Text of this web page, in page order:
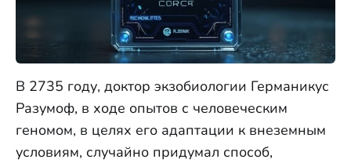
В 2735 году, доктор экзобиологии Германикус
Разумоф, в ходе опытов с человеческим
геномом, в целях его адаптации к внеземным
условиям, случайно придумал способ,